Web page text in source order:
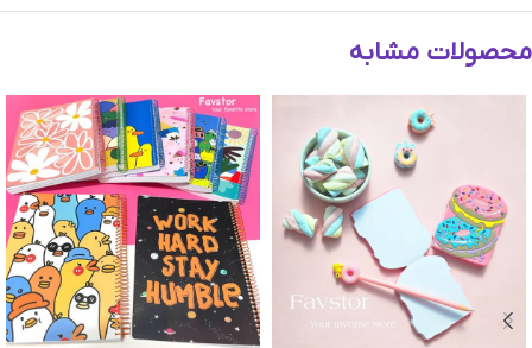
محصولات مشابه